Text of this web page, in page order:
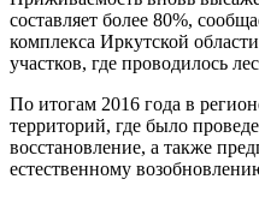
составляет более 80%,
комплекса Иркутской
участков, где проводилось
По итогам 2016 года в
территорий, где было
восстановление, а также
естественному